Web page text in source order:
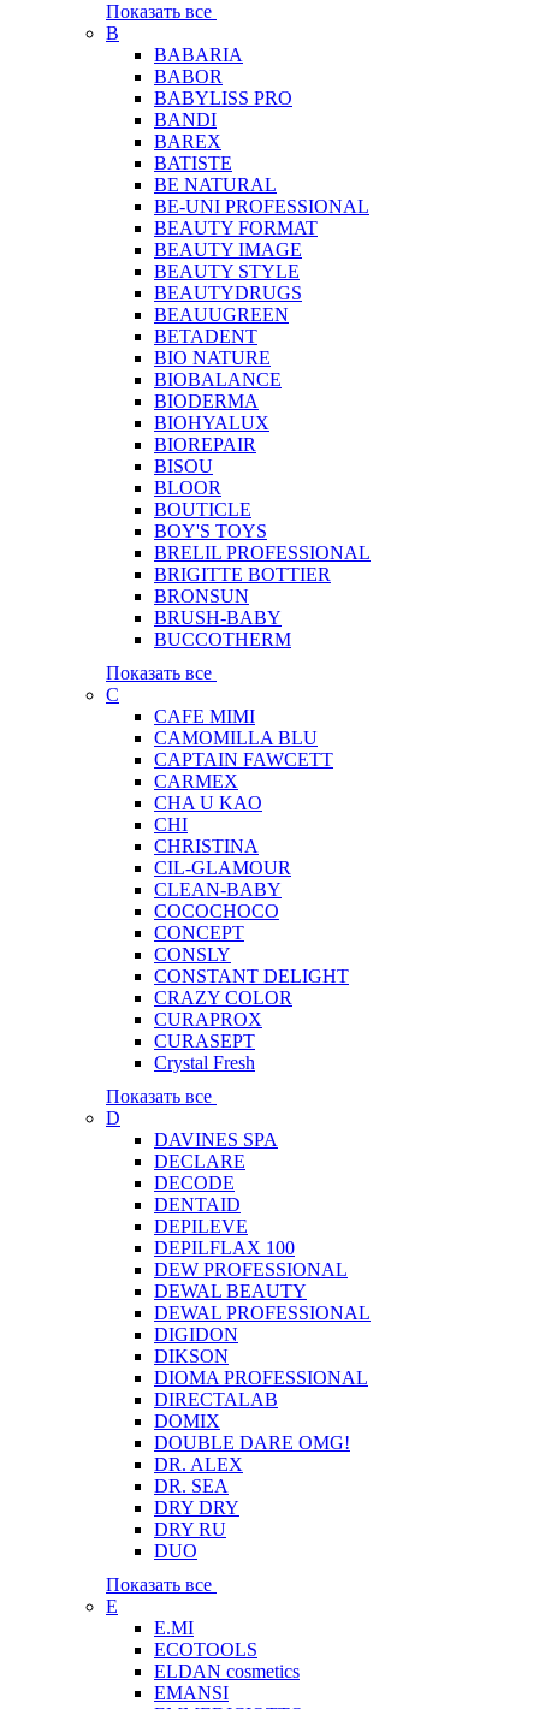
Показать все
B
BABARIA
BABOR
BABYLISS PRO
BANDI
BAREX
BATISTE
BE NATURAL
BE-UNI PROFESSIONAL
BEAUTY FORMAT
BEAUTY IMAGE
BEAUTY STYLE
BEAUTYDRUGS
BEAUUGREEN
BETADENT
BIO NATURE
BIOBALANCE
BIODERMA
BIOHYALUX
BIOREPAIR
BISOU
BLOOR
BOUTICLE
BOY'S TOYS
BRELIL PROFESSIONAL
BRIGITTE BOTTIER
BRONSUN
BRUSH-BABY
BUCCOTHERM
Показать все
C
CAFE MIMI
CAMOMILLA BLU
CAPTAIN FAWCETT
CARMEX
CHA U KAO
CHI
CHRISTINA
CIL-GLAMOUR
CLEAN-BABY
COCOCHOCO
CONCEPT
CONSLY
CONSTANT DELIGHT
CRAZY COLOR
CURAPROX
CURASEPT
Crystal Fresh
Показать все
D
DAVINES SPA
DECLARE
DECODE
DENTAID
DEPILEVE
DEPILFLAX 100
DEW PROFESSIONAL
DEWAL BEAUTY
DEWAL PROFESSIONAL
DIGIDON
DIKSON
DIOMA PROFESSIONAL
DIRECTALAB
DOMIX
DOUBLE DARE OMG!
DR. ALEX
DR. SEA
DRY DRY
DRY RU
DUO
Показать все
E
E.MI
ECOTOOLS
ELDAN cosmetics
EMANSI